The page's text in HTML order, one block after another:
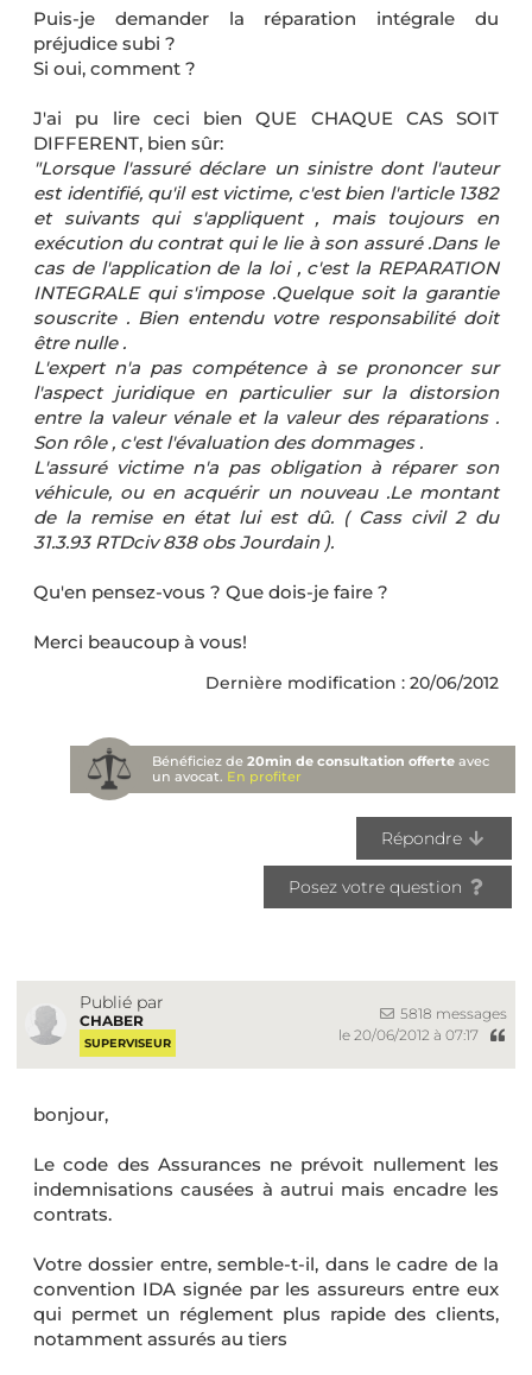
Puis-je demander la réparation intégrale du
préjudice subi ?
Si oui, comment ?
J'ai pu lire ceci bien QUE CHAQUE CAS SOIT
DIFFERENT, bien sûr:
"Lorsque l'assuré déclare un sinistre dont l'auteur
est identifié, qu'il est victime, c'est bien l'article 1382
et suivants qui s'appliquent , mais toujours en
exécution du contrat qui le lie à son assuré .Dans le
cas de l'application de la loi , c'est la REPARATION
INTEGRALE qui s'impose .Quelque soit la garantie
souscrite . Bien entendu votre responsabilité doit
être nulle .
L'expert n'a pas compétence à se prononcer sur
l'aspect juridique en particulier sur la distorsion
entre la valeur vénale et la valeur des réparations .
Son rôle , c'est l'évaluation des dommages .
L'assuré victime n'a pas obligation à réparer son
véhicule, ou en acquérir un nouveau .Le montant
de la remise en état lui est dû. ( Cass civil 2 du
31.3.93 RTDciv 838 obs Jourdain ).
Qu'en pensez-vous ? Que dois-je faire ?
Merci beaucoup à vous!
Dernière modification : 20/06/2012
Bénéficiez de20min de consultation offerte avec
un avocat. En profiter
Répondre
Posez votre question
Publié par
CHABER
SUPERVISEUR
5818 messages
le 20/06/2012 à 07:17
bonjour,
Le code des Assurances ne prévoit nullement les
indemnisations causées à autrui mais encadre les
contrats.
Votre dossier entre, semble-t-il, dans le cadre de la
convention IDA signée par les assureurs entre eux
qui permet un réglement plus rapide des clients,
notamment assurés au tiers